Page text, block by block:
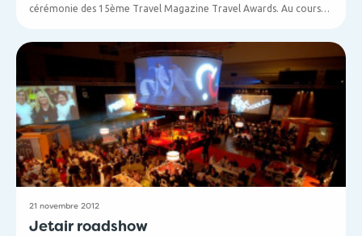
cérémonie des 15ème Travel Magazine Travel Awards. Au cours
dernières années, l'équipe de Marleen Vandendriessche, Director
Legal & Environmental, s'est énormément impliquée dans diverses
initiatives qui portaient sur le développement durable et le respect
de l'environnement.
21 novembre 2012
Jetair roadshow